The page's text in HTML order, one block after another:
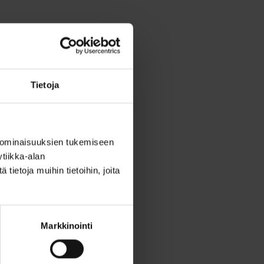
Tietoja
tukemiseen
alan
tietoja muihin tietoihin, joita
Markkinointi
Lisäksi kaikille
löydät tältä
Käytettävissä